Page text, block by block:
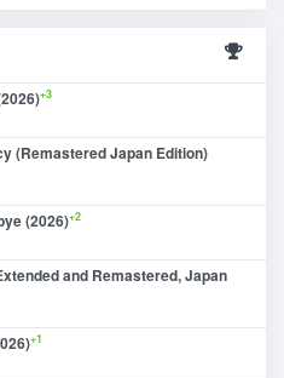
+3
(Remastered Japan Edition)
(2026)+2
and Remastered, Japan
+1